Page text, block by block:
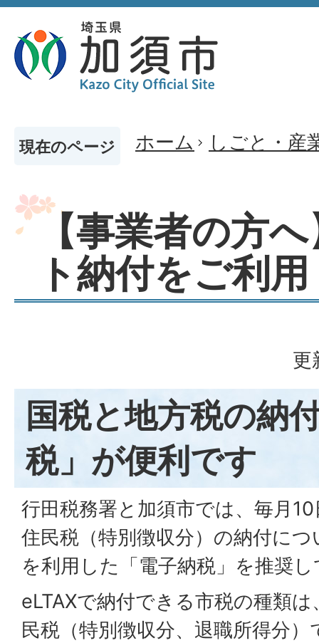
現在のページ ホーム しごと・産
【事業者の方
ト納付をご利
更
国税と地方税の納
税」が便利です
行田税務署と加須市では、毎月
住民税（特別徴収分）の納付に
を利用した「電子納税」を推奨
eLTAXで納付できる市税の種類
民税（特別徴収分、退職所得分）